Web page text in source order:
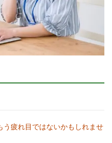
う疲れ目ではないかもしれませ